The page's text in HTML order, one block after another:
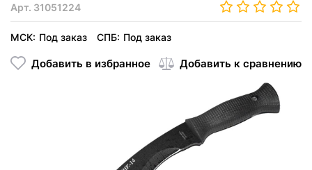
Арт. 31051224
МСК: Под заказ СПБ: Под заказ
Добавить в избранное Добавить к сравнению